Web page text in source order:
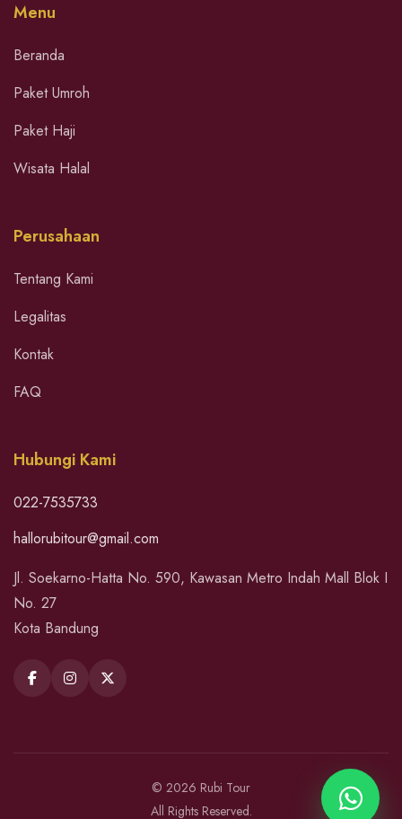
Menu
Beranda
Paket Umroh
Paket Haji
Wisata Halal
Perusahaan
Tentang Kami
Legalitas
Kontak
FAQ
Hubungi Kami
022-7535733
hallorubitour@gmail.com
Jl. Soekarno-Hatta No. 590, Kawasan Metro Indah Mall Blok I
No. 27
Kota Bandung
© 2026 Rubi Tour
All Rights Reserved.